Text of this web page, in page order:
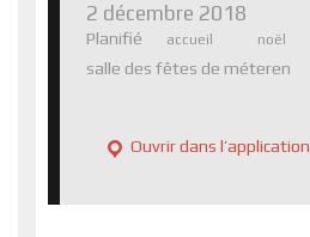
2 décembre 2018
Planifié accueil noël
salle des fêtes de méteren
Ouvrir dans l’application